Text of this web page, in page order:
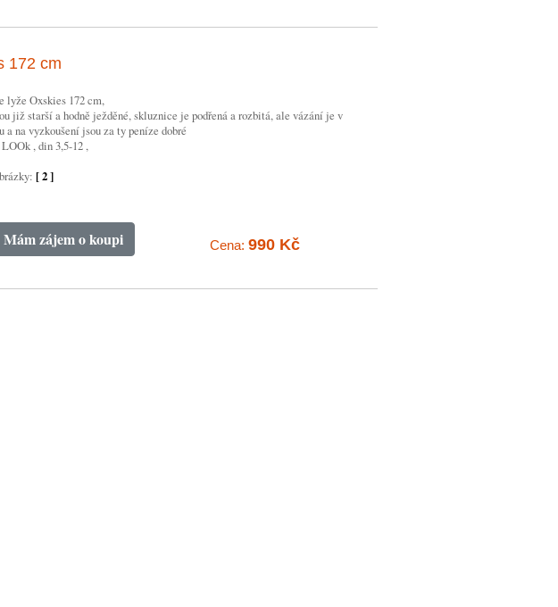
172 cm
lyže Oxskies 172 cm,
již starší a hodně ježděné, skluznice je podřená a rozbitá, ale vázání je v
a na vyzkoušení jsou za ty peníze dobré
, din 3,5-12 ,
[ 2 ]
Mám zájem o koupi Cena: 990 Kč